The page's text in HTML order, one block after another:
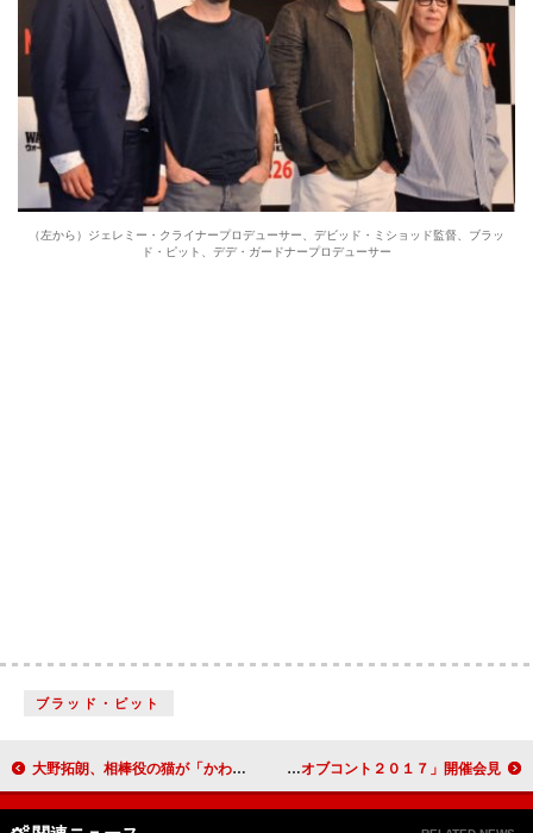
（左から）ジェレミー・クライナープロデューサー、デビッド・ミショッド監督、ブラッ
ド・ピット、デデ・ガードナープロデューサー
ブラッド・ピット
大野拓朗、相棒役の猫が「かわい過ぎる」 サトエリ、大野は「浮気がすぐにバレるタイプ」 ライス、優勝で“生活一変”も今年は不参加 「キングオブコント２０１７」開催会見